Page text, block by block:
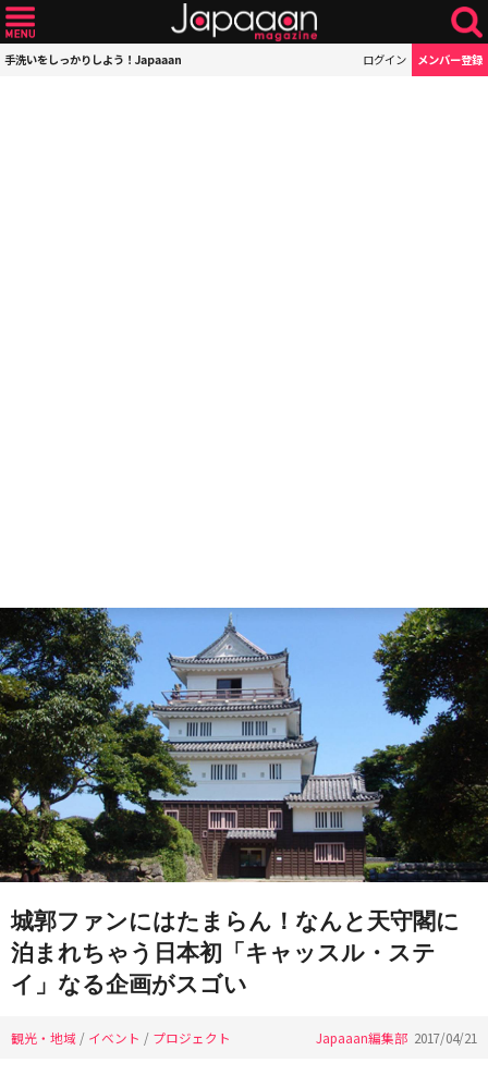
手洗いをしっかりしよう！Japaaan ログイン メンバー登録
城郭ファンにはたまらん！なんと天守閣に
泊まれちゃう日本初「キャッスル・ステ
イ」なる企画がスゴい
観光・地域 / イベント / プロジェクト Japaaan編集部 2017/04/21